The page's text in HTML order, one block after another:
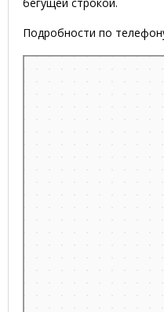
Подробности по